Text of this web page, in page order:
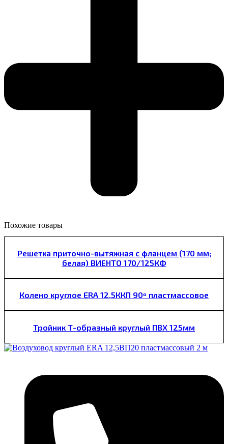
Похожие товары
Решетка приточно-вытяжная с фланцем (170 мм;
белая) ВИЕНТО 170/125КФ
Колено круглое ERA 12,5ККП 90º пластмассовое
Тройник Т-образный круглый ПВХ 125мм